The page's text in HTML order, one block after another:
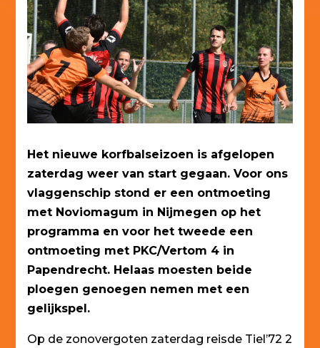
Het nieuwe korfbalseizoen is afgelopen
zaterdag weer van start gegaan. Voor ons
vlaggenschip stond er een ontmoeting
met Noviomagum in Nijmegen op het
programma en voor het tweede een
ontmoeting met PKC/Vertom 4 in
Papendrecht. Helaas moesten beide
ploegen genoegen nemen met een
gelijkspel.
Op de zonovergoten zaterdag reisde Tiel’72 2